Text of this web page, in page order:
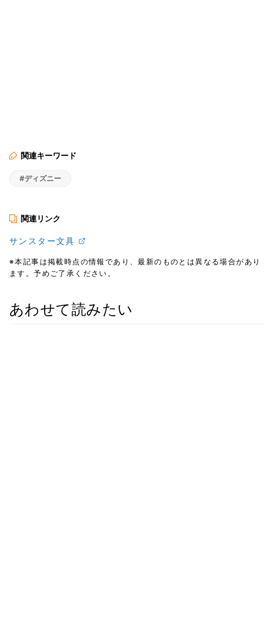
関連キーワード
#ディズニー
関連リンク
サンスター文具
※本記事は掲載時点の情報であり、最新のものとは異なる場合があり
ます。予めご了承ください。
あわせて読みたい